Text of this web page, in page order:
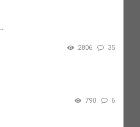
2806 35
790 6